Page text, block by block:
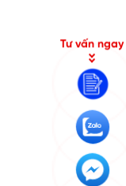
Tư vấn ngay